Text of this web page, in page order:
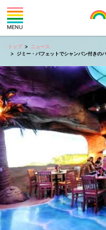
トップ
ニュース
ジミー・バフェットでシャンパン付きの